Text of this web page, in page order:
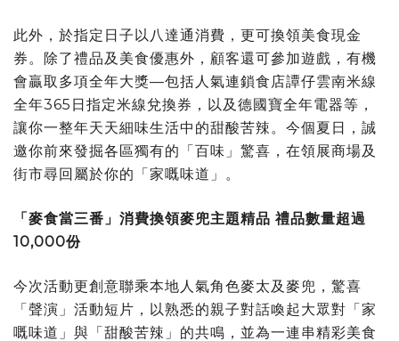
此外，於指定日子以八達通消費，更可換領美食現金
券。除了禮品及美食優惠外，顧客還可參加遊戲，有機
會贏取多項全年大獎—包括人氣連鎖食店譚仔雲南米線
全年365日指定米線兌換券，以及德國寶全年電器等，
讓你一整年天天細味生活中的甜酸苦辣。今個夏日，誠
邀你前來發掘各區獨有的「百味」驚喜，在領展商場及
街市尋回屬於你的「家嘅味道」。
「麥食當三番」消費換領麥兜主題精品 禮品數量超過
10,000份
今次活動更創意聯乘本地人氣角色麥太及麥兜，驚喜
「聲演」活動短片，以熟悉的親子對話喚起大眾對「家
嘅味道」與「甜酸苦辣」的共鳴，並為一連串精彩美食